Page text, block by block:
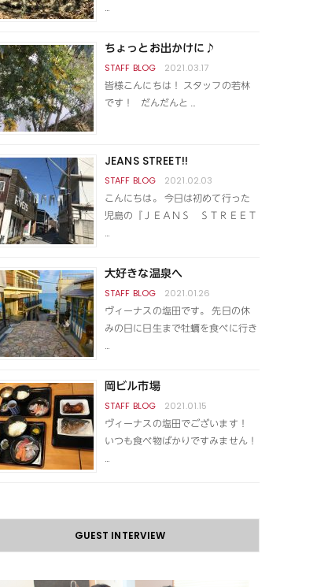
…
ちょっとお出かけに♪
2021.03.17
皆様こんにちは！ スタッフの若林
です！ だんだんと …
JEANS STREET!!
2021.02.03
こんにちは。 今日は初めて行った
児島の『ＪＥＡＮＳ ＳＴＲＥＥＴ
…
大好きな温泉へ
2021.01.26
ヴィーナスの塩田です。 先日の休
みの日に日生まで牡蠣を食べに行き
…
岡ビル市場
2021.01.15
ヴィーナスの塩田でございます！
いつも食べ物ばかりですみません！
…
GUEST INTERVIEW